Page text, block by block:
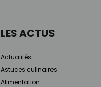
LES ACTUS
Actualités
Astuces culinaires
Alimentation